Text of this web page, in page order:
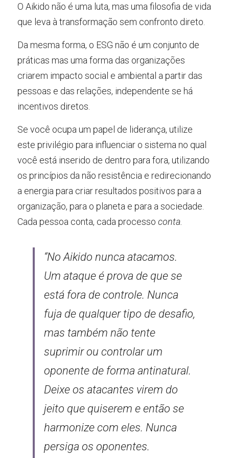
O Aikido não é uma luta, mas uma filosofia de vida
que leva à transformação sem confronto direto.
Da mesma forma, o ESG não é um conjunto de
práticas mas uma forma das organizações
criarem impacto social e ambiental a partir das
pessoas e das relações, independente se há
incentivos diretos.
Se você ocupa um papel de liderança, utilize
este privilégio para influenciar o sistema no qual
você está inserido de dentro para fora, utilizando
os princípios da não resistência e redirecionando
a energia para criar resultados positivos para a
organização, para o planeta e para a sociedade.
Cada pessoa conta, cada processo conta.
“No Aikido nunca atacamos.
Um ataque é prova de que se
está fora de controle. Nunca
fuja de qualquer tipo de desafio,
mas também não tente
suprimir ou controlar um
oponente de forma antinatural.
Deixe os atacantes virem do
jeito que quiserem e então se
harmonize com eles. Nunca
persiga os oponentes.